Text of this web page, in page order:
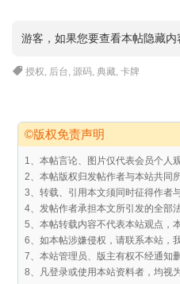
游客，如果您要查看本帖隐藏内
授权, 后台,源码,典藏,卡牌
©版权免责声明
1、本帖言论、图片仅代表会员个人
2、本帖版权归发帖作者与本站共同所
3、转载、引用本文须同时征得作者
4、发帖作者承担本文所引发的全部
5、本帖转载内容不代表本站观点，
6、如本帖涉嫌侵权，请联系本站，
7、本站管理员、版主有权不经通知
8、凡登录或使用本站资料者，均视